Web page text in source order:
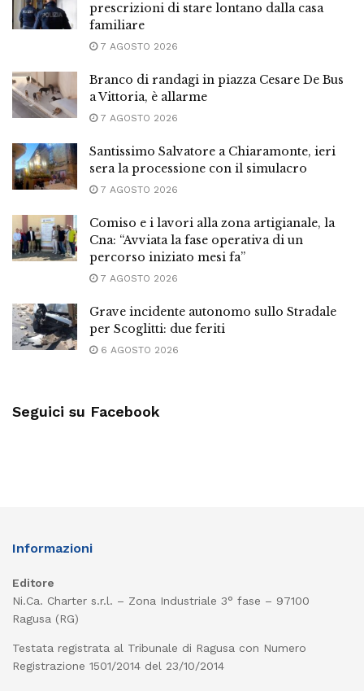
prescrizioni di stare lontano dalla casa
familiare
7 AGOSTO 2026
Branco di randagi in piazza Cesare De Bus
a Vittoria, è allarme
7 AGOSTO 2026
Santissimo Salvatore a Chiaramonte, ieri
sera la processione con il simulacro
7 AGOSTO 2026
Comiso e i lavori alla zona artigianale, la
Cna: “Avviata la fase operativa di un
percorso iniziato mesi fa”
7 AGOSTO 2026
Grave incidente autonomo sullo Stradale
per Scoglitti: due feriti
6 AGOSTO 2026
Seguici su Facebook
Informazioni
Editore
Ni.Ca. Charter s.r.l. – Zona Industriale 3° fase – 97100
Ragusa (RG)
Testata registrata al Tribunale di Ragusa con Numero
Registrazione 1501/2014 del 23/10/2014